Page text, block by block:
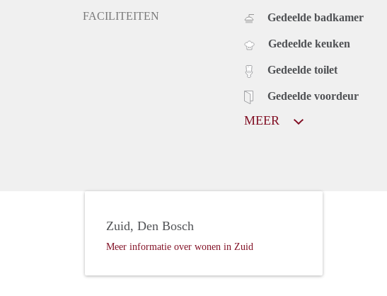
FACILITEITEN Gedeelde badkamer
Gedeelde keuken
Gedeelde toilet
Gedeelde voordeur
MEER
Zuid, Den Bosch
Meer informatie over wonen in Zuid